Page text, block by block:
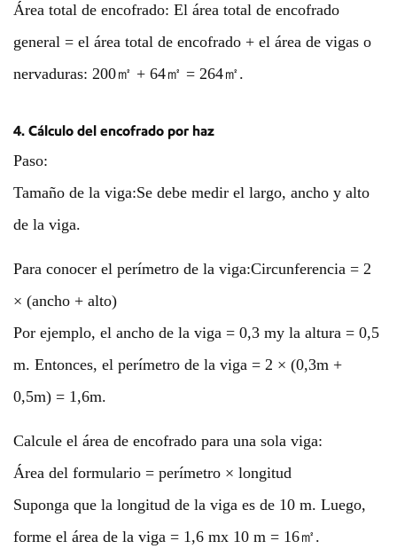
Área total de encofrado: El área total de encofrado
general = el área total de encofrado + el área de vigas o
nervaduras: 200㎡ + 64㎡ = 264㎡.
4. Cálculo del encofrado por haz
Paso:
Tamaño de la viga:Se debe medir el largo, ancho y alto
de la viga.
Para conocer el perímetro de la viga:Circunferencia = 2
× (ancho + alto)
Por ejemplo, el ancho de la viga = 0,3 my la altura = 0,5
m. Entonces, el perímetro de la viga = 2 × (0,3m +
0,5m) = 1,6m.
Calcule el área de encofrado para una sola viga:
Área del formulario = perímetro × longitud
Suponga que la longitud de la viga es de 10 m. Luego,
forme el área de la viga = 1,6 mx 10 m = 16㎡.